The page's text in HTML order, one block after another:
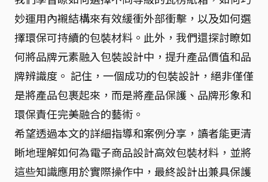
妙運用內襯結構來有效緩衝外部衝擊，以及如何選
擇環保可持續的包裝材料。此外，我們還探討瞭如
何將品牌元素融入包裝設計中，提升產品價值和品
牌辨識度。 記住，一個成功的包裝設計，絕非僅僅
是將產品包裹起來，而是將產品保護、品牌形象和
環保責任完美融合的藝術。
希望透過本文的詳細指導和案例分享，讀者能更清
晰地理解如何為電子商品設計高效包裝材料，並將
這些知識應用於實際操作中，最終設計出兼具保護